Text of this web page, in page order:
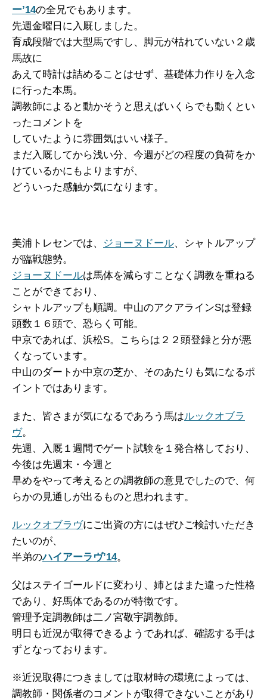
ー’14の全兄でもあります。
先週金曜日に入厩しました。
育成段階では大型馬ですし、脚元が枯れていない２歳
馬故に
あえて時計は詰めることはせず、基礎体力作りを入念
に行った本馬。
調教師によると動かそうと思えばいくらでも動くとい
ったコメントを
していたように雰囲気はいい様子。
まだ入厩してから浅い分、今週がどの程度の負荷をか
けているかにもよりますが、
どういった感触か気になります。
美浦トレセンでは、 ジョーヌドール、シャトルアップ
が臨戦態勢。
ジョーヌドールは馬体を減らすことなく調教を重ねる
ことができており、
シャトルアップも順調。中山のアクアラインSは登録
頭数１６頭で、恐らく可能。
中京であれば、浜松S。こちらは２２頭登録と分が悪
くなっています。
中山のダートか中京の芝か、そのあたりも気になるポ
イントではあります。
また、皆さまが気になるであろう馬はルックオブラ
ヴ。
先週、入厩１週間でゲート試験を１発合格しており、
今後は先週末・今週と
早めをやって考えるとの調教師の意見でしたので、何
らかの見通しが出るものと思われます。
ルックオブラヴにご出資の方にはぜひご検討いただき
たいのが、
半弟のハイアーラヴ’14。
父はステイゴールドに変わり、姉とはまた違った性格
であり、好馬体であるのが特徴です。
管理予定調教師は二ノ宮敬宇調教師。
明日も近況が取得できるようであれば、確認する手は
ずとなっております。
※近況取得につきましては取材時の環境によっては、
調教師・関係者のコメントが取得できないことがあり